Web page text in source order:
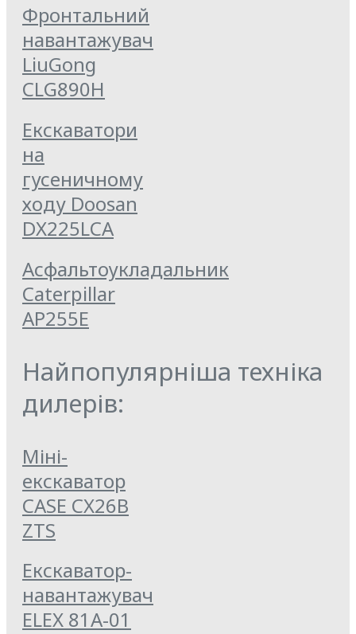
Фронтальний
навантажувач
LiuGong
CLG890H
Екскаватори
на
гусеничному
ходу Doosan
DX225LCA
Асфальтоукладальник
Caterpillar
AP255E
Найпопулярніша техніка
дилерів:
Міні-
екскаватор
CASE CX26B
ZTS
Екскаватор-
навантажувач
ELEX 81А-01